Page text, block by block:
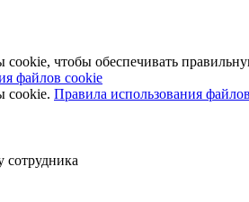
чтобы обеспечивать
файлов cookie
cookie. Правила использования